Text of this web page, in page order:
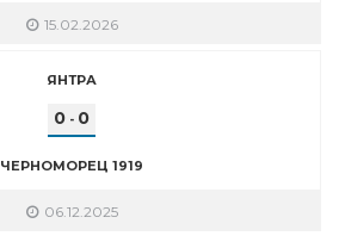
15.02.2026
ЯНТРА
0 - 0
ЧЕРНОМОРЕЦ 1919
06.12.2025